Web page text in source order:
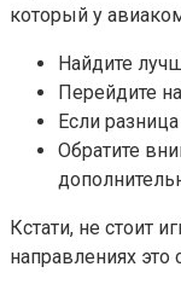
который у
Найдите
Перейдите
Если
Обратите
Кстати, не стоит
направлениях это